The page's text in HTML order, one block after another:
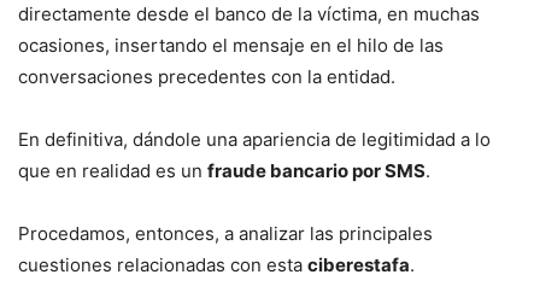
directamente desde el banco de la víctima, en muchas
ocasiones, insertando el mensaje en el hilo de las
conversaciones precedentes con la entidad.
En definitiva, dándole una apariencia de legitimidad a lo
que en realidad es un fraude bancario por SMS.
Procedamos, entonces, a analizar las principales
cuestiones relacionadas con esta ciberestafa.